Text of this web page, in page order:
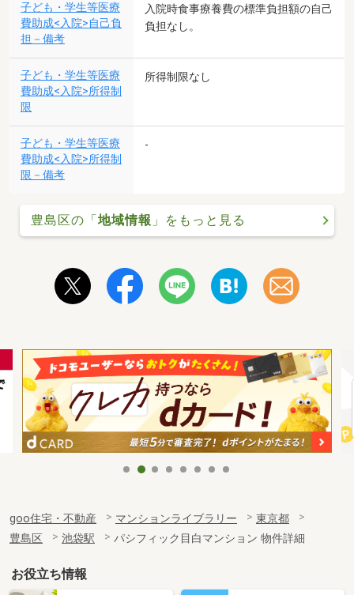
子ども・学生等医療
費助成<入院>自己負
担－備考
入院時食事療養費の標準負担額の自己
負担なし。
子ども・学生等医療
費助成<入院>所得制
限
所得制限なし
子ども・学生等医療
費助成<入院>所得制
限－備考
-
豊島区の「地域情報 」をもっと見る
goo住宅・不動産 マンションライブラリー
東京都
豊島区
池袋駅 パシフィック目白マンション 物件詳細
お役立ち情報